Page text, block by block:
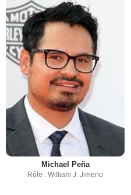
Michael Peña
Rôle : William J. Jimeno